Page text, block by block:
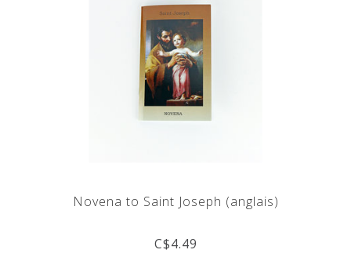
Novena to Saint Joseph (anglais)
C$4.49